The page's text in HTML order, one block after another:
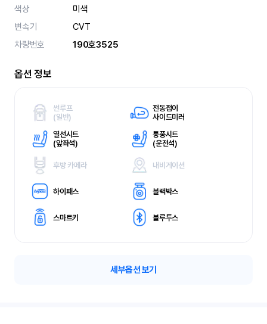
색상
미색
변속기
CVT
차량번호
190호3525
옵션 정보
썬루프
(일반)
전동접이
사이드미러
열선시트
(앞좌석)
통풍시트
(운전석)
후방 카메라 내비게이션
하이패스 블랙박스
스마트키 블루투스
세부옵션 보기